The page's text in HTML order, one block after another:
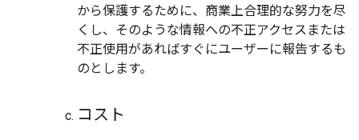
から保護するために、商業上合理的な努力を尽
くし、そのような情報への不正アクセスまたは
不正使用があればすぐにユーザーに報告するも
のとします。
コスト